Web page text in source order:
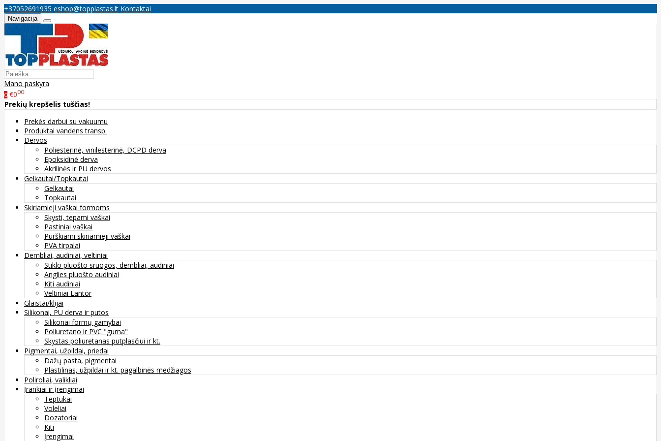
+37052691935 eshop@topplastas.lt Kontaktai
Navigacija
Mano paskyra
0 €000
Prekių krepšelis tuščias!
Prekės darbui su vakuumu
Produktai vandens transp.
Dervos
Poliesterinė, vinilesterinė, DCPD derva
Epoksidinė derva
Akrilinės ir PU dervos
Gelkautai/Topkautai
Gelkautai
Topkautai
Skiriamieji vaškai formoms
Skysti, tepami vaškai
Pastiniai vaškai
Purškiami skiriamieji vaškai
PVA tirpalai
Dembliai, audiniai, veltiniai
Stiklo pluošto sruogos, dembliai, audiniai
Anglies pluošto audiniai
Kiti audiniai
Veltiniai Lantor
Glaistai/klijai
Silikonai, PU derva ir putos
Silikonai formų gamybai
Poliuretano ir PVC "guma"
Skystas poliuretanas putplasčiui ir kt.
Pigmentai, užpildai, priedai
Dažų pasta, pigmentai
Plastilinas, užpildai ir kt. pagalbinės medžiagos
Poliroliai, valikliai
Įrankiai ir įrengimai
Teptukai
Voleliai
Dozatoriai
Kiti
Įrengimai